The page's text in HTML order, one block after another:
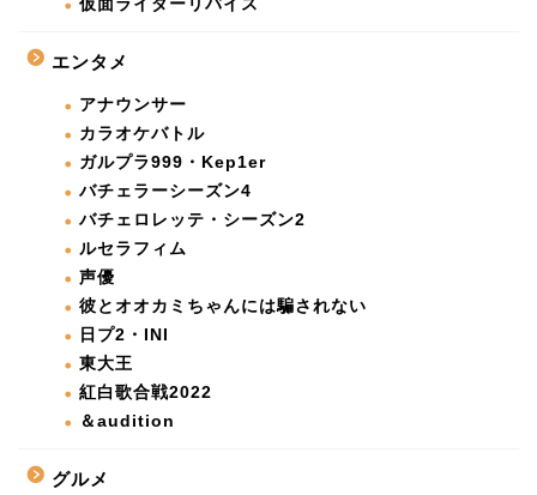
仮面ライダーリバイス
エンタメ
アナウンサー
カラオケバトル
ガルプラ999・Kep1er
バチェラーシーズン4
バチェロレッテ・シーズン2
ルセラフィム
声優
彼とオオカミちゃんには騙されない
日プ2・INI
東大王
紅白歌合戦2022
＆audition
グルメ